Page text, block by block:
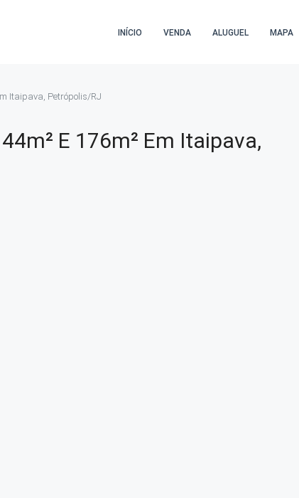
INÍCIO VENDA ALUGUEL MAPA
Itaipava, Petrópolis/RJ
E 176m² Em Itaipava,